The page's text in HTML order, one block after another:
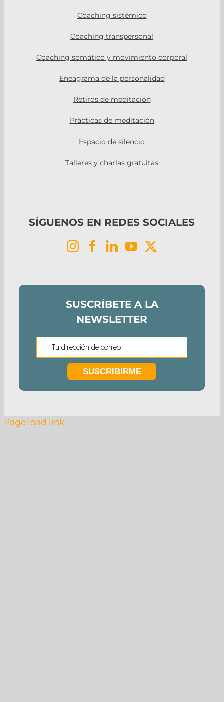
Coaching sistémico
Coaching transpersonal
Coaching somático y movimiento corporal
Eneagrama de la personalidad
Retiros de meditación
Prácticas de meditación
Espacio de silencio
Talleres y charlas gratuitas
SÍGUENOS EN REDES SOCIALES
SUSCRÍBETE A LA
NEWSLETTER
Page load link